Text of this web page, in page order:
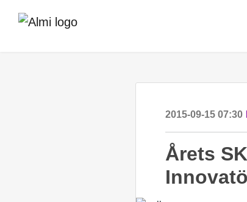
2015-09-15 07:30
Årets